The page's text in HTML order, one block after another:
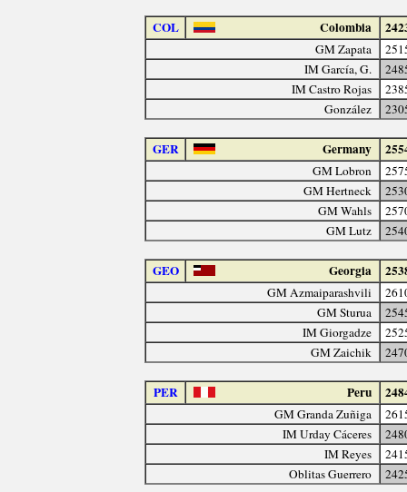
COL Colombia
GM Zapata
IM García, G.
IM Castro Rojas
González
GER Germany
GM Lobron
GM Hertneck
GM Wahls
GM Lutz
GEO Georgia
GM Azmaiparashvili
GM Sturua
IM Giorgadze
GM Zaichik
PER Peru
GM Granda Zuñiga
IM Urday Cáceres
IM Reyes
Oblitas Guerrero